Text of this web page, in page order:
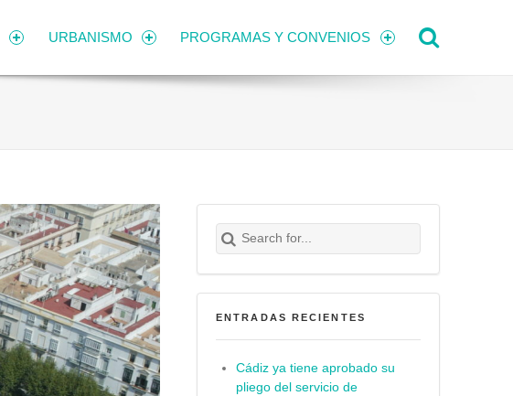
URBANISMO PROGRAMAS Y CONVENIOS
Search for:
Buscar
ENTRADAS RECIENTES
Cádiz ya tiene aprobado su
pliego del servicio de